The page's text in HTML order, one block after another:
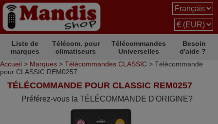
Liste de
marques
Télécom. pour
climatiseurs
Télécommandes
Universelles
Besoin
d'aide ?
Accueil > Marques > Télécommandes CLASSIC > Télécommande
pour CLASSIC REM0257
TÉLÉCOMMANDE POUR CLASSIC REM0257
Préférez-vous la TÉLÉCOMMANDE D'ORIGINE?